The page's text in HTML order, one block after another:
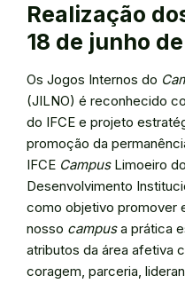
Realização
18 de junho
Os Jogos Internos do
(JILNO) é reconhecido
do IFCE e projeto
promoção da
IFCE CampusLimoeiro
Desenvolvimento
como objetivo promover
nosso campusa prática
atributos da área afetiva
coragem, parceria,